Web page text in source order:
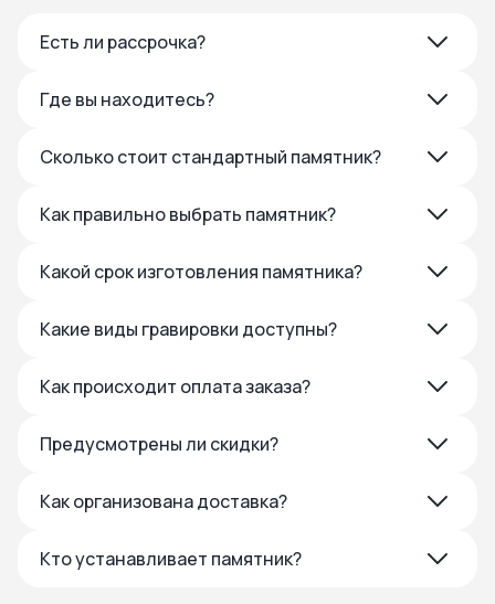
Есть ли рассрочка?
Где вы находитесь?
Сколько стоит стандартный памятник?
Как правильно выбрать памятник?
Какой срок изготовления памятника?
Какие виды гравировки доступны?
Как происходит оплата заказа?
Предусмотрены ли скидки?
Как организована доставка?
Кто устанавливает памятник?